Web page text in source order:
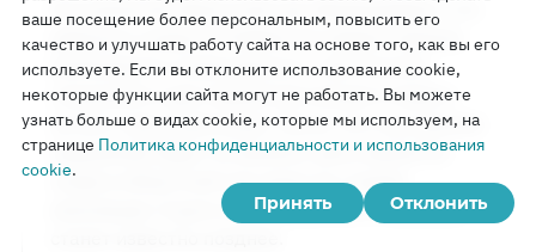
Костромской областной суд обнаруживает, что
адвокату супругов Райман не предоставлена
возможность ознакомиться с протоколом
слушаний в суде первой инстанции и подать
на него свои замечания. После того как данное
нарушение будет устранено, дело вернется
снова в областной суд сразу на стадию
апелляции. О дате апелляционного слушания
ваше посещение более персональным, повысить его
качество и улучшать работу сайта на основе того, как вы его
используете. Если вы отклоните использование cookie,
некоторые функции сайта могут не работать. Вы можете
узнать больше о видах cookie, которые мы используем, на
странице Политика конфиденциальности и использования
cookie.
Принять
Отклонить